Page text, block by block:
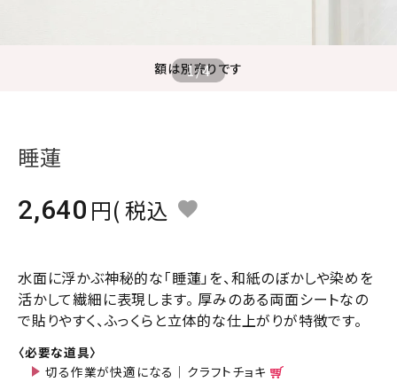
ようこそ ゲスト 様
額は別売りです
1/4
睡蓮
2,640
税込
水面に浮かぶ神秘的な「睡蓮」を、和紙のぼかしや染めを
活かして繊細に表現します。 厚みのある両面シートなの
で貼りやすく、ふっくらと立体的な仕上がりが特徴です。
〈必要な道具〉
切る作業が快適になる｜クラフトチョキ